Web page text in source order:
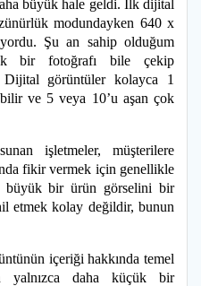
büyük hale geldi. İlk dijital
modundayken 640 x
Şu an sahip olduğum
bir fotoğrafı bile çekip
Dijital görüntüler kolayca 1
ve 5 veya 10’u aşan çok
işletmeler, müşterilere
fikir vermek için genellikle
büyük bir ürün görselini bir
etmek kolay değildir, bunun
içeriği hakkında temel
daha küçük bir